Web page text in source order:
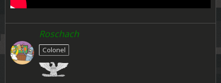
Roschach
Colonel